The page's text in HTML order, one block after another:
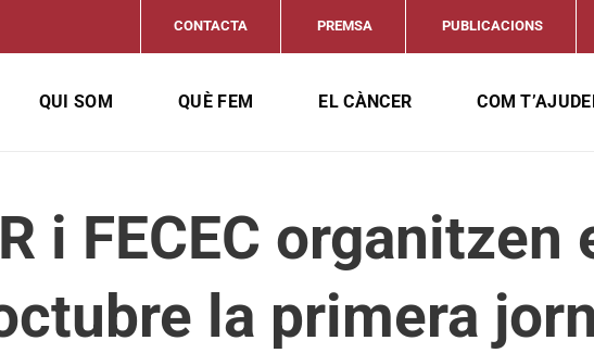
CONTACTA PREMSA PUBLICACIONS
QUI SOM QUÈ FEM EL CÀNCER COM
i FECEC organitzen
la primera